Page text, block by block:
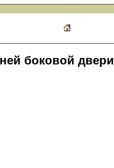
боковой двери